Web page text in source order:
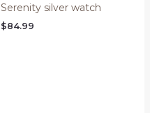
Serenity silver watch
$84.99